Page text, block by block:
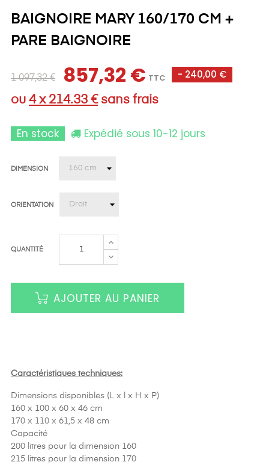
BAIGNOIRE MARY 160/170 CM +
PARE BAIGNOIRE
1 097,32 € 857,32 € TTC - 240,00 €
ou 4 x 214.33 €sans frais
En stock Expédié sous 10-12 jours
DIMENSION
ORIENTATION
QUANTITÉ
AJOUTER AU PANIER
Caractéristiques techniques:
Dimensions disponibles (L x l x H x P)
160 x 100 x 60 x 46 cm
170 x 110 x 61,5 x 48 cm
Capacité
200 litres pour la dimension 160
215 litres pour la dimension 170